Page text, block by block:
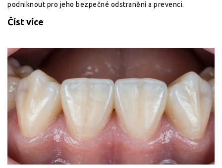
podniknout pro jeho bezpečné odstranění a prevenci.
Číst více